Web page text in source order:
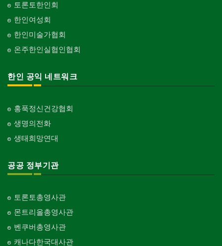
토론토한인회
한인여성회
한인미술가협회
온주한인실협인협회
한인 공익 네트워크
홍푹정신건강협회
생명의전화
생태희망연대
공공 정부기관
토론토총영사관
몬트리올총영사관
벤쿠버총영사관
캐나다한국대사관